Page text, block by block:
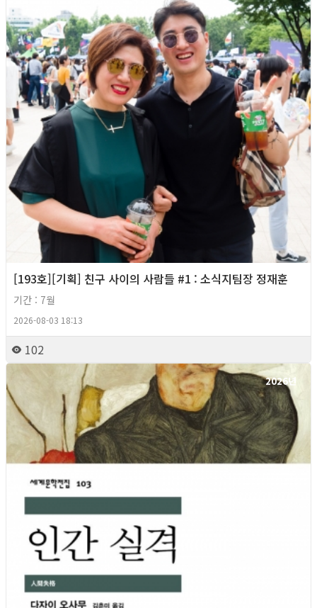
[193호][기획] 친구 사이의 사람들 #1 : 소식지팀장 정재훈
기간 : 7월
2026-08-03 18:13
102
2026년